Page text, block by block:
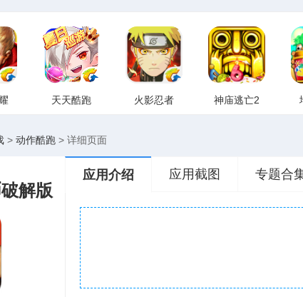
天天酷跑 火影忍者 神庙逃亡2
> 动作酷跑 > 详细页面
解版
应用介绍 应用截图 专题合